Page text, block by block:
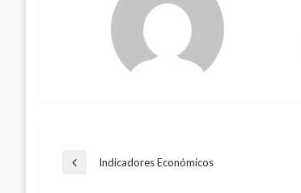
Navegación
Entrada
Indicadores Económicos